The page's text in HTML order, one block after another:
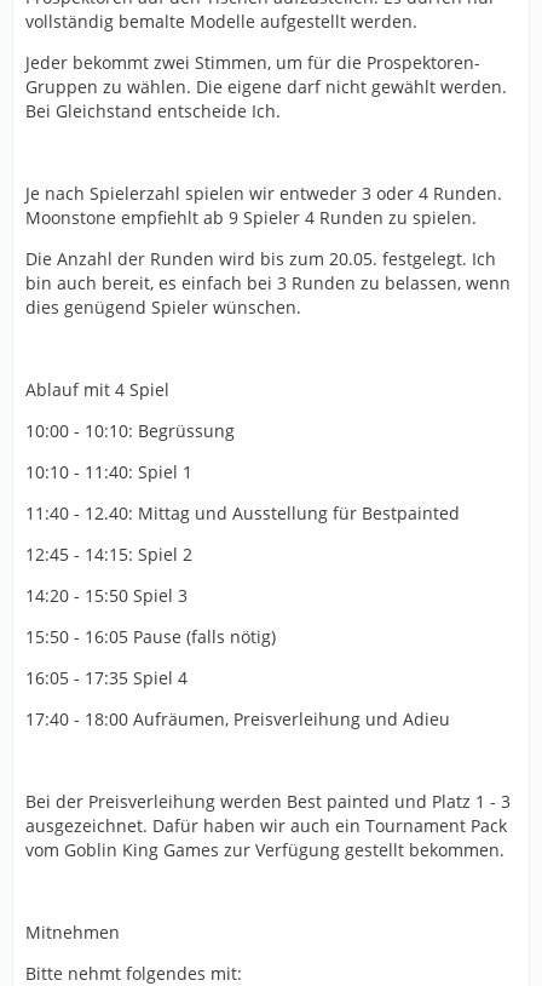
vollständig bemalte Modelle aufgestellt werden.
Jeder bekommt zwei Stimmen, um für die Prospektoren-
Gruppen zu wählen. Die eigene darf nicht gewählt werden.
Bei Gleichstand entscheide Ich.
Je nach Spielerzahl spielen wir entweder 3 oder 4 Runden.
Moonstone empfiehlt ab 9 Spieler 4 Runden zu spielen.
Die Anzahl der Runden wird bis zum 20.05. festgelegt. Ich
bin auch bereit, es einfach bei 3 Runden zu belassen, wenn
dies genügend Spieler wünschen.
Ablauf mit 4 Spiel
10:00 - 10:10: Begrüssung
10:10 - 11:40: Spiel 1
11:40 - 12.40: Mittag und Ausstellung für Bestpainted
12:45 - 14:15: Spiel 2
14:20 - 15:50 Spiel 3
15:50 - 16:05 Pause (falls nötig)
16:05 - 17:35 Spiel 4
17:40 - 18:00 Aufräumen, Preisverleihung und Adieu
Bei der Preisverleihung werden Best painted und Platz 1 - 3
ausgezeichnet. Dafür haben wir auch ein Tournament Pack
vom Goblin King Games zur Verfügung gestellt bekommen.
Mitnehmen
Bitte nehmt folgendes mit: